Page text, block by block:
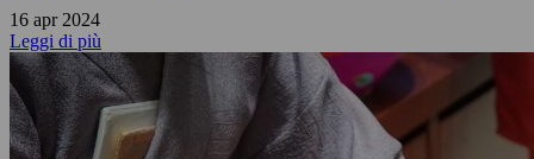
16 apr 2024
Leggi di più